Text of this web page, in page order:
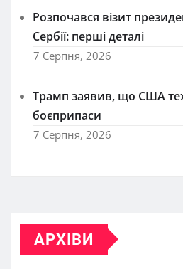
Розпочався візит
Сербії: перші деталі
7 Серпня, 2026
Трамп заявив, що США
боєприпаси
7 Серпня, 2026
АРХІВИ